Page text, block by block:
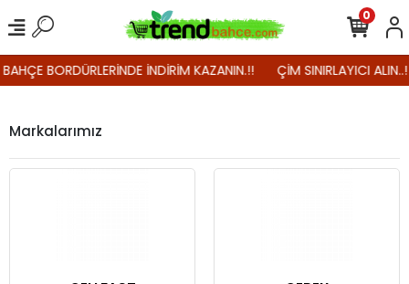
BORDÜRLERİNDE İNDİRİM KAZANIN.!! ÇİM SINIRLAYICI
0
Markalarımız